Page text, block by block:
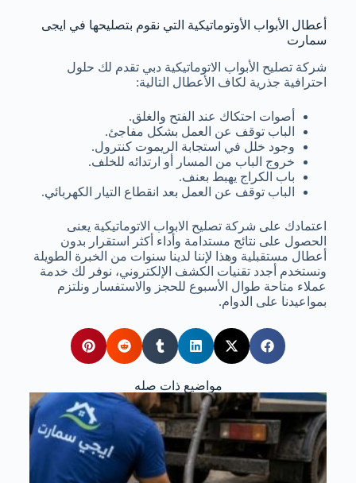
مواضيع ذات صله
أعطال الأبواب الأوتوماتيكية التي نقوم بتصليحها في ايجى
سمارت
شركة تصليح الأبواب الاتوماتيكية دبي تقدم لك حلول
احترافية جذرية لكاف الأعطال التالية:
أصوات احتكاك عند الفتح والغلق.
الباب توقف عن العمل بشكل مفاجئ.
وجود خلل في استجابة الريموت كنترول.
خروج الباب من المسار أو ارتدائه للخلف.
باب الكراج يهبط بعنف.
الباب توقف عن العمل بعد انقطاع التيار الكهربائي.
اعتمادك على شركة تصليح الابواب الاتوماتيكية يعنى
الحصول على نتائج مستدامة وأداء أكثر استقرار بدون
أعطال مستقبلية وهذا لإننا لدينا سنوات من الخبرة الطويلة
ونستخدم أجدد تقنيات الكشف الإلكتروني، نوفر لك خدمة
عملاء متاحة طوال الأسبوع للحجز والاستفسار ونلتزم
بمواعيدنا على الدوام.